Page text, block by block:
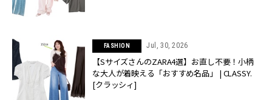
FASHION Jul, 30, 2026
【SサイズさんのZARA4選】お直し不要！小柄
な大人が着映える「おすすめ名品」 | CLASSY.
[クラッシィ]